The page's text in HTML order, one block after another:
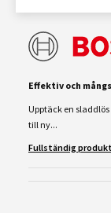
Effektiv och
Upptäck en
till ny...
Fullständig